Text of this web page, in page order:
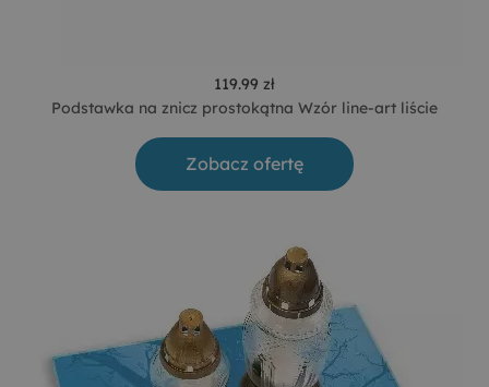
119.99 zł
Podstawka na znicz prostokątna Wzór line-art liście
Zobacz ofertę